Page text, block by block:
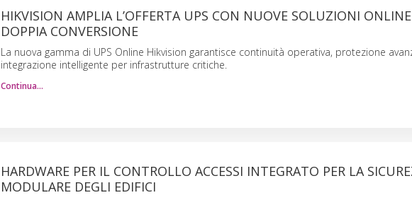
HIKVISION AMPLIA L’OFFERTA UPS CON NUOVE SOLUZIONI
DOPPIA CONVERSIONE
La nuova gamma di UPS Online Hikvision garantisce continuità operativa, protezione
integrazione intelligente per infrastrutture critiche.
Continua…
HARDWARE PER IL CONTROLLO ACCESSI INTEGRATO PER LA
MODULARE DEGLI EDIFICI